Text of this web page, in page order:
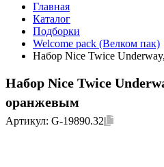
Главная
Каталог
Подборки
Welcome pack (Велком пак)
Набор Nice Twice
Набор Nice Twice
оранжевым
Артикул: G-19890.32